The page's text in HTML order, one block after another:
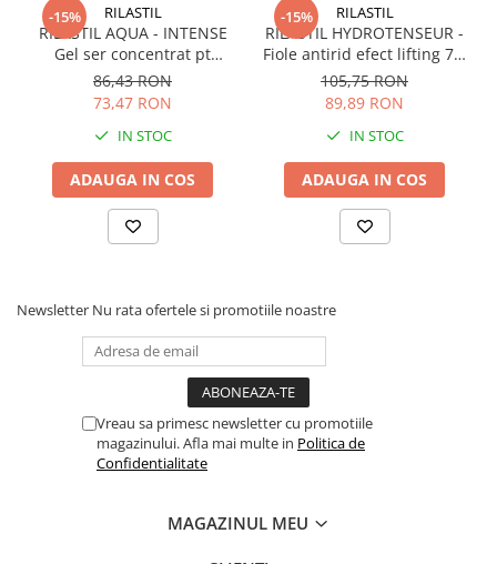
-15% RILASTIL
RILASTIL AQUA - INTENSE
Gel ser concentrat pt
hidratare si anti-poluare x
30ml
86,43 RON
73,47 RON
IN STOC
ADAUGA IN COS
-15% RILASTIL
RILASTIL HYDROTENSEUR -
Fiole antirid efect lifting 7 X
1ml
105,75 RON
89,89 RON
IN STOC
ADAUGA IN COS
Newsletter Nu rata ofertele si promotiile noastre
Vreau sa primesc newsletter cu promotiile
magazinului. Afla mai multe in Politica de
Confidentialitate
MAGAZINUL MEU